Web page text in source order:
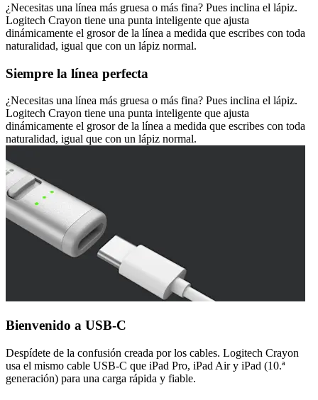
¿Necesitas una línea más gruesa o más fina? Pues inclina el lápiz.
Logitech Crayon tiene una punta inteligente que ajusta
dinámicamente el grosor de la línea a medida que escribes con toda
naturalidad, igual que con un lápiz normal.
Siempre la línea perfecta
¿Necesitas una línea más gruesa o más fina? Pues inclina el lápiz.
Logitech Crayon tiene una punta inteligente que ajusta
dinámicamente el grosor de la línea a medida que escribes con toda
naturalidad, igual que con un lápiz normal.
Bienvenido a USB-C
Despídete de la confusión creada por los cables. Logitech Crayon
usa el mismo cable USB-C que iPad Pro, iPad Air y iPad (10.ª
generación) para una carga rápida y fiable.